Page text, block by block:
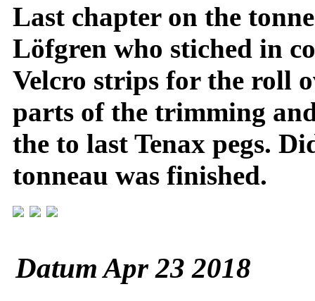
Last chapter on the
Löfgren who stiched in
Velcro strips for the roll
parts of the trimming
the to last Tenax pegs.
tonneau was finished.
Datum Apr 23 2018